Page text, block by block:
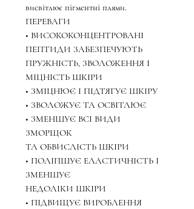
висвітлює пігментні плями.
ПЕРЕВАГИ
• ВИСОКОКОНЦЕНТРОВАНІ
ПЕПТИДИ ЗАБЕЗПЕЧУЮТЬ
ПРУЖНІСТЬ, ЗВОЛОЖЕННЯ І
МІЦНІСТЬ ШКІРИ
• ЗМІЦНЮЄ І ПІДТЯГУЄ ШКІРУ
• ЗВОЛОЖУЄ ТА ОСВІТЛЮЄ
• ЗМЕНШУЄ ВСІ ВИДИ
ЗМОРЩОК
ТА ОБВИСЛІСТЬ ШКІРИ
• ПОЛІПШУЄ ЕЛАСТИЧНІСТЬ І
ЗМЕНШУЄ
НЕДОЛІКИ ШКІРИ
• ПІДВИЩУЄ ВИРОБЛЕННЯ